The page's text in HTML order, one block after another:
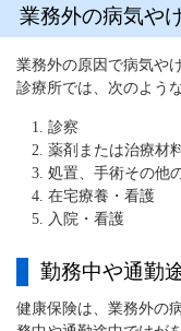
業務外の病気や
業務外の原因で病気や
診療所では、次のよう
診察
薬剤または治療材
処置、手術その他
在宅療養・看護
入院・看護
勤務中や通勤
健康保険は、業務外の